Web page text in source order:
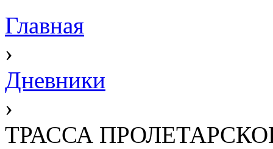
Главная
›
Дневники
›
ТРАССА